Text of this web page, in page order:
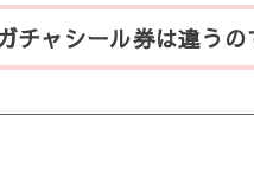
チャシール券は違う